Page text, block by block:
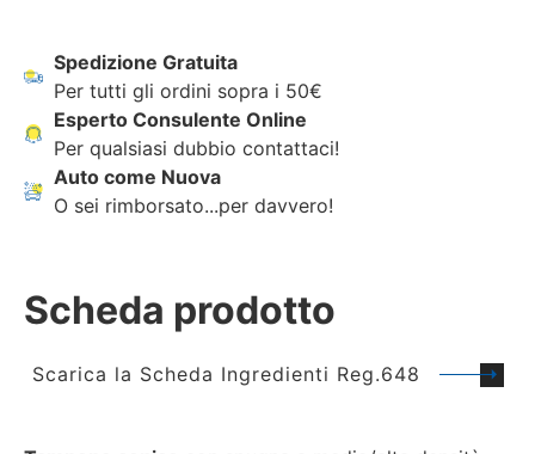
Spedizione Gratuita
Per tutti gli ordini sopra i 50€
Esperto Consulente Online
Per qualsiasi dubbio contattaci!
Auto come Nuova
O sei rimborsato...per davvero!
Scheda prodotto
Scarica la Scheda Ingredienti Reg.648